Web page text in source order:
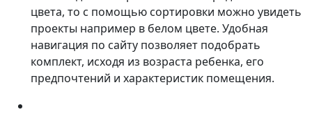
цвета, то с помощью сортировки можно увидеть
проекты например в белом цвете. Удобная
навигация по сайту позволяет подобрать
комплект, исходя из возраста ребенка, его
предпочтений и характеристик помещения.